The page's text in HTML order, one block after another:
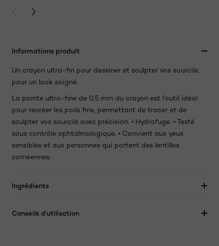
PREVIOUS CARD
NEXT CARD
Informations produit
Un crayon ultra-fin pour dessiner et sculpter vos sourcils,
pour un look soigné.
La pointe ultra-fine de 0.5 mm du crayon est l’outil idéal
pour recréer les poils fins, permettant de tracer et de
sculpter vos sourcils avec précision. • Hydrofuge. • Testé
sous contrôle ophtalmologique. • Convient aux yeux
sensibles et aux personnes qui portent des lentilles
cornéennes.
Ingrédients
Conseils d'utilisation